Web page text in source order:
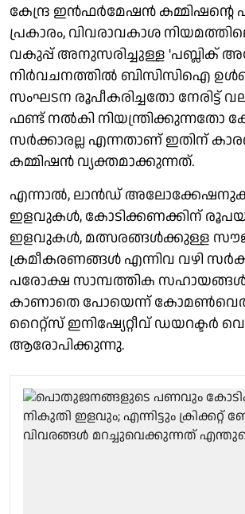
കേന്ദ്ര ഇന്‍ഫര്‍മേഷന്‍
പ്രകാരം, വിവരാവകാശ
വകുപ്പ് അനുസരിച്ചുള്ള 'പബ്ലിക്
നിര്‍വചനത്തില്‍ ബിസിസിഐ
സംഘടന രൂപീകരിച്ചതോ നേരിട്ട്
ഫണ്ട് നല്‍കി നിയന്ത്രിക്കുന്നതോ
സര്‍ക്കാരല്ല എന്നതാണ് ഇതിന്
കമ്മിഷന്‍ വ്യക്തമാക്കുന്നത്.
എന്നാല്‍, ലാൻഡ്
ഇളവുകള്‍, കോടിക്കണക്കിന്
ഇളവുകള്‍, മത്സരങ്ങള്‍ക്കുള്ള
ക്രമീകരണങ്ങള്‍ എന്നിവ വഴി
പരോക്ഷ സാമ്പത്തിക
കാണാതെ പോയെന്ന്
റൈറ്റ്‌സ് ഇനിഷ്യേറ്റീവ് ഡയറക്ടര്‍
ആരോപിക്കുന്നു.